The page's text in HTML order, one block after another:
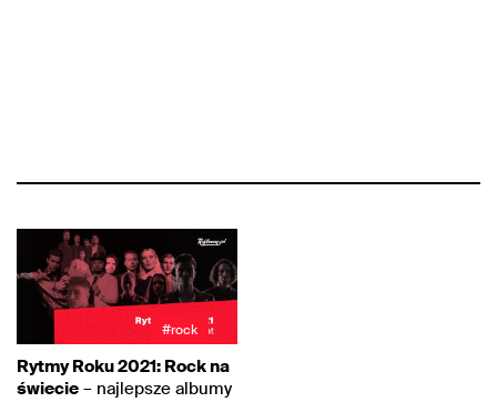
#rock
Rytmy Roku 2021: Rock na
świecie – najlepsze albumy